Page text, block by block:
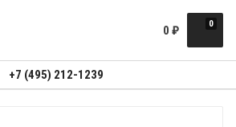
0
0 ₽
+7 (495) 212-1239